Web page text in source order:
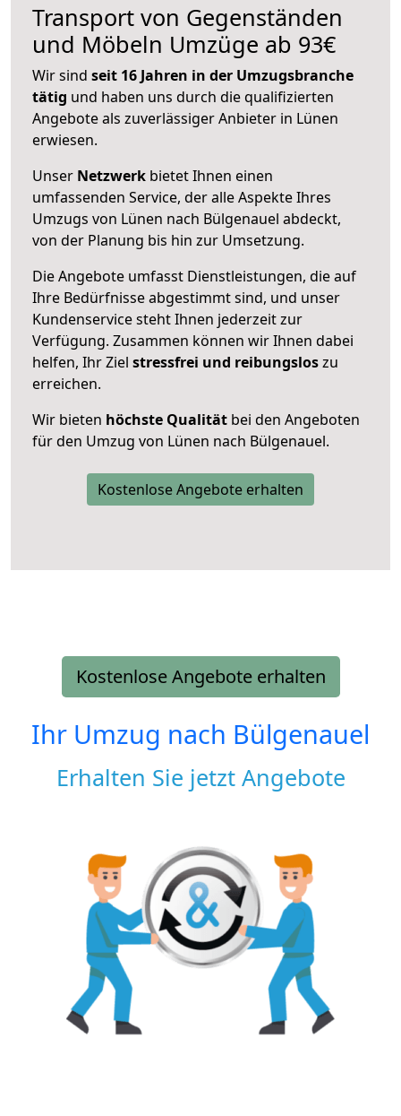
Transport von Gegenständen
und Möbeln Umzüge ab 93€
Wir sind seit 16 Jahren in der Umzugsbranche
tätig und haben uns durch die qualifizierten
Angebote als zuverlässiger Anbieter in Lünen
erwiesen.
Unser Netzwerk bietet Ihnen einen
umfassenden Service, der alle Aspekte Ihres
Umzugs von Lünen nach Bülgenauel abdeckt,
von der Planung bis hin zur Umsetzung.
Die Angebote umfasst Dienstleistungen, die auf
Ihre Bedürfnisse abgestimmt sind, und unser
Kundenservice steht Ihnen jederzeit zur
Verfügung. Zusammen können wir Ihnen dabei
helfen, Ihr Ziel stressfrei und reibungsloszu
erreichen.
Wir bieten höchste Qualität bei den Angeboten
für den Umzug von Lünen nach Bülgenauel.
Kostenlose Angebote erhalten
Kostenlose Angebote erhalten
Ihr Umzug nach Bülgenauel
Erhalten Sie jetzt Angebote